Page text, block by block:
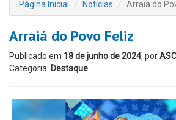
Página Inicial Notícias Arraiá do
Arraiá do Povo Feliz
Publicado em 18 de junho de 2024, por
Categoria: Destaque